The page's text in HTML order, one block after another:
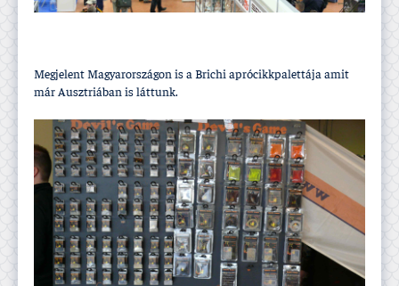
Megjelent Magyarországon is a Brichi aprócikkpalettája amit
már Ausztriában is láttunk.